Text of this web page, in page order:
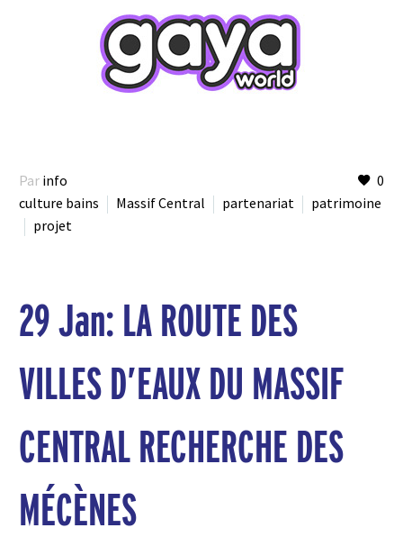
0
Par info
culture bains
Massif Central partenariat
patrimoine
projet
29 Jan: LA ROUTE DES
VILLES D’EAUX DU MASSIF
CENTRAL RECHERCHE DES
MÉCÈNES